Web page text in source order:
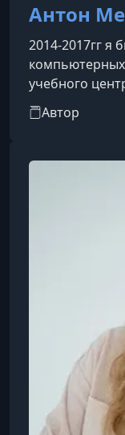
Антон
2014-2017гг я
учебного
годы
«живого»
закрепления,
дома или в
учебного
сделал этот
остаюсь
Автор